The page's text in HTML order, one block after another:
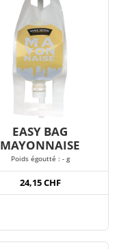
EASY BAG
MAYONNAISE
Poids égoutté : - g
24,15 CHF